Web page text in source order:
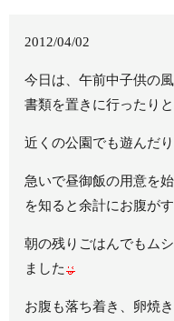
2012/04/02
今日は、午前中子供の
書類を置きに行ったり
近くの公園でも遊んだ
急いで昼御飯の用意を
を知ると余計にお腹が
朝の残りごはんでもム
ました
お腹も落ち着き、卵焼